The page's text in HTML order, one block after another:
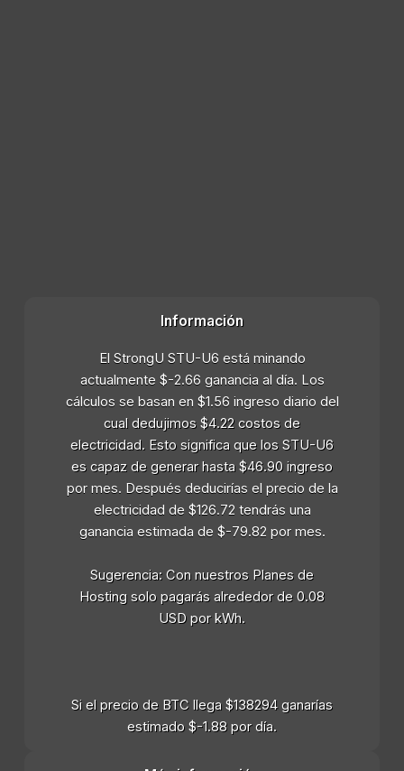
Información
El StrongU STU-U6 está minando
actualmente $-2.66 ganancia al día. Los
cálculos se basan en $1.56 ingreso diario del
cual dedujimos $4.22 costos de
electricidad. Esto significa que los STU-U6
es capaz de generar hasta $46.90 ingreso
por mes. Después deducirías el precio de la
electricidad de $126.72 tendrás una
ganancia estimada de $-79.82 por mes.
Sugerencia: Con nuestros Planes de
Hosting solo pagarás alrededor de 0.08
USD por kWh.
Si el precio de BTC llega $138294 ganarías
estimado $-1.88 por día.